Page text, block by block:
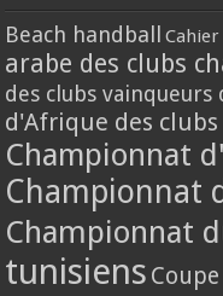
Beach handball
arabe des clubs
des clubs vainqueurs
d'Afrique des
Championnat
Championnat
Championnat
tunisiens